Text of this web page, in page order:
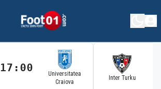
17:00
Universitatea
Craiova
Inter Turku